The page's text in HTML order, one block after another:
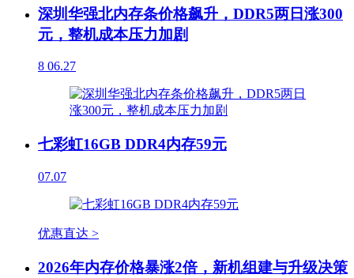
深圳华强北内存条价格飙升，DDR5两日涨300
元，整机成本压力加剧
8 06.27
七彩虹16GB DDR4内存59元
07.07
优惠直达 >
2026年内存价格暴涨2倍，新机组建与升级决策